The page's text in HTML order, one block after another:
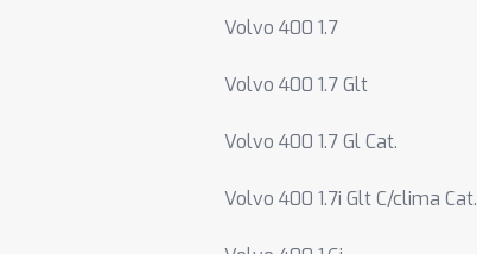
Volvo 400 1.7
Volvo 400 1.7 Glt
Volvo 400 1.7 Gl Cat.
Volvo 400 1.7i Glt C/clima Cat.